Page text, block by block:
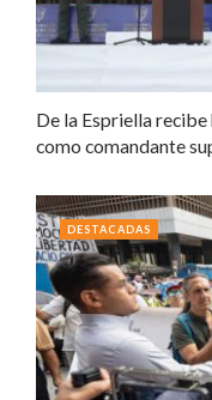
De la Espriella
como comandante
DESTACADAS